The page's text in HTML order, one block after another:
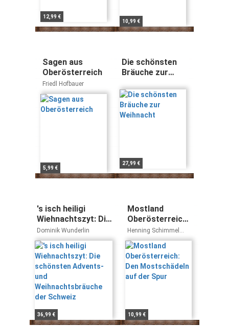
12,99 €
10,99 €
Sagen aus
Oberösterreich
Friedl Hofbauer
5,99 €
Die schönsten
Bräuche zur
27,99 €
's isch heiligi
Wiehnachtszyt: Die
schönsten
Advents- und
Weihnachtsbräuche
der Schweiz
Dominik Wunderlin
36,99 €
Mostland
Oberösterreich:
Den
Mostschädeln
auf der Spur
Henning Schimmel
Ernst Simader
10,99 €